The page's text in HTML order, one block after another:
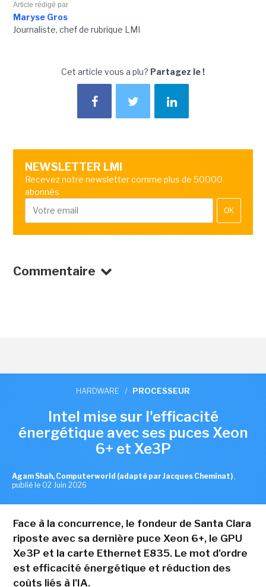
Article rédigé par
Maryse Gros
Journaliste, chef de rubrique LMI
Cet article vous a plu? Partagez le !
NEWSLETTER LMI
Recevez notre newsletter comme plus de 50000
abonnés
OK
Commentaire
HARDWARE / PROCESSEUR
Intel mise sur l'efficacité
énergétique avec ses puces Xeon
6+ et Xe3P
Agam Shah, Computerworld (adapté par Jacques Cheminat) ,
publié le 02 Juin 2026
Face à la concurrence, le fondeur de Santa Clara
riposte avec sa dernière puce Xeon 6+, le GPU
Xe3P et la carte Ethernet E835. Le mot d'ordre
est efficacité énergétique et réduction des
coûts liés à l'IA.